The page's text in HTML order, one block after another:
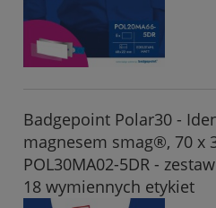
Badgepoint Polar30 -
magnesem smag®, 70 x
POL30MA02-5DR -
18 wymiennych etykiet